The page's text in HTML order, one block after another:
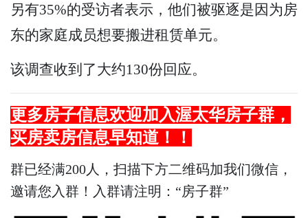
另有35%的受访者表示，他们被驱逐是因为房
东的家庭成员想要搬进租赁单元。
该调查收到了大约130份回应。
更多房子信息欢迎加入渥太华房子群，
买房卖房信息早知道！！
群已经满200人，扫描下方二维码加我们微信，
邀请您入群！入群请注明：“房子群”